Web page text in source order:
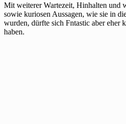
Mit weiterer Wartezeit, Hinhalten und
sowie kuriosen Aussagen, wie sie in
wurden, dürfte sich Fntastic aber eher
haben.